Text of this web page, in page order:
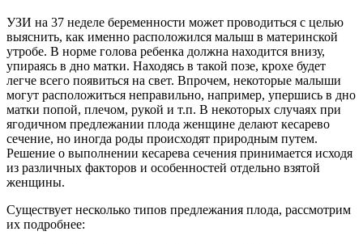
УЗИ на 37 неделе беременности может проводиться с целью
выяснить, как именно расположился малыш в материнской
утробе. В норме голова ребенка должна находится внизу,
упираясь в дно матки. Находясь в такой позе, крохе будет
легче всего появиться на свет. Впрочем, некоторые малыши
могут расположиться неправильно, например, упершись в дно
матки попой, плечом, рукой и т.п. В некоторых случаях при
ягодичном предлежании плода женщине делают кесарево
сечение, но иногда роды происходят природным путем.
Решение о выполнении кесарева сечения принимается исходя
из различных факторов и особенностей отдельно взятой
женщины.
Существует несколько типов предлежания плода, рассмотрим
их подробнее: